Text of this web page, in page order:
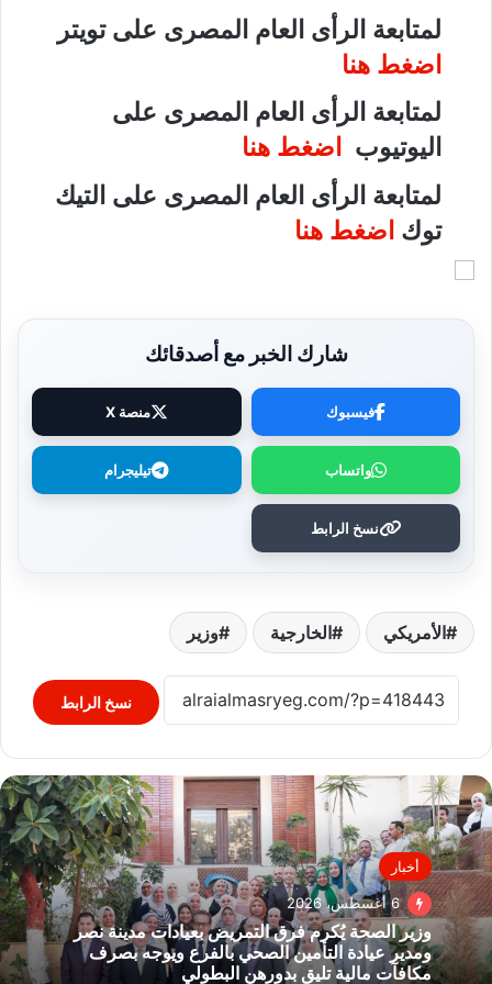
لمتابعة الرأى العام المصرى على تويتر
اضغط هنا
لمتابعة الرأى العام المصرى على
اليوتيوب
اضغط هنا
لمتابعة الرأى العام المصرى على التيك
توك اضغط هنا
شارك الخبر مع أصدقائك
فيسبوك منصة X
واتساب تيليجرام
نسخ الرابط
الأمريكي الخارجية وزير
نسخ الرابط
أخبار
6 أغسطس، 2026
وزير الصحة يُكرم فرق التمريض بعيادات مدينة نصر
ومدير عيادة التأمين الصحي بالفرع ويوجه بصرف
مكافآت مالية تليق بدورهن البطولي